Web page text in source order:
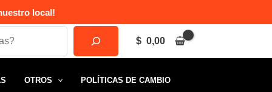
local!
$ 0,00
OTROS POLÍTICAS DE CAMBIO